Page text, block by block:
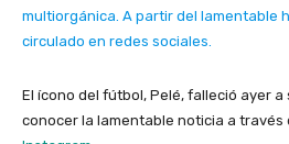
multiorgánica. A partir del lamentable
circulado en redes sociales.
El ícono del fútbol, Pelé, falleció ayer a
conocer la lamentable noticia a través